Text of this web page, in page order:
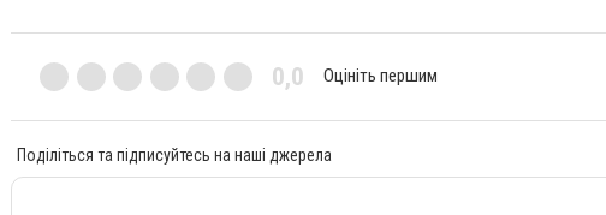
0,0 Оцініть першим
Поділіться та підписуйтесь на наші джерела